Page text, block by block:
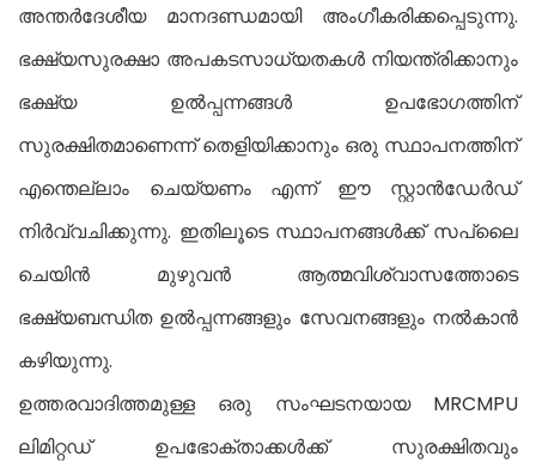
അന്തർദേശീയ മാനദണ്ഡമായി അംഗീകരിക്കപ്പെടുന്നു.
ഭക്ഷ്യസുരക്ഷാ അപകടസാധ്യതകൾ നിയന്ത്രിക്കാനും
ഭക്ഷ്യ ഉൽപ്പന്നങ്ങൾ ഉപഭോഗത്തിന്
സുരക്ഷിതമാണെന്ന് തെളിയിക്കാനും ഒരു സ്ഥാപനത്തിന്
എന്തെല്ലാം ചെയ്യണം എന്ന് ഈ സ്റ്റാൻഡേർഡ്
നിർവ്വചിക്കുന്നു. ഇതിലൂടെ സ്ഥാപനങ്ങൾക്ക് സപ്ലൈ
ചെയിൻ മുഴുവൻ ആത്മവിശ്വാസത്തോടെ
ഭക്ഷ്യബന്ധിത ഉൽപ്പന്നങ്ങളും സേവനങ്ങളും നൽകാൻ
കഴിയുന്നു.
ഉത്തരവാദിത്തമുള്ള ഒരു സംഘടനയായ MRCMPU
ലിമിറ്റഡ് ഉപഭോക്താക്കൾക്ക് സുരക്ഷിതവും